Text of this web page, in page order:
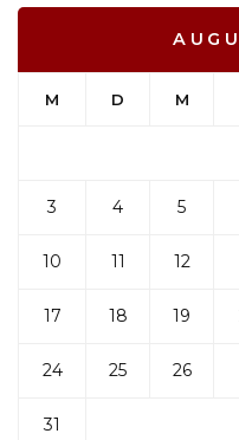
M D M
3 4 5
10 11 12
17 18 19
24 25 26
31